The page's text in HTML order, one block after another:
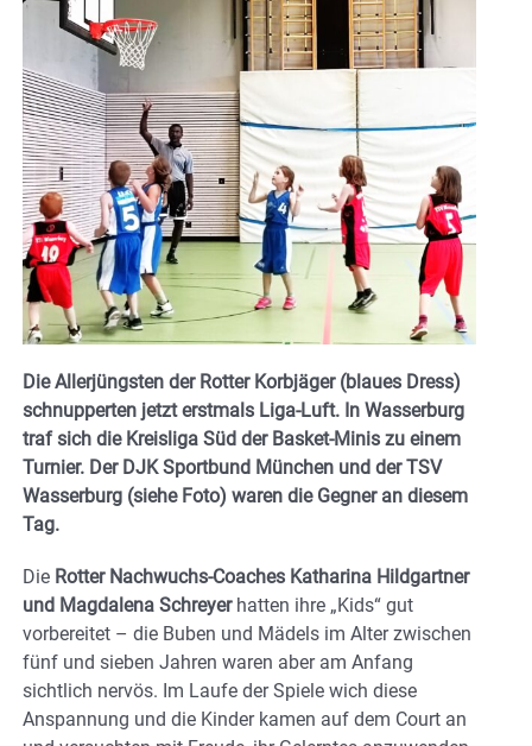
Die Allerjüngsten der Rotter Korbjäger (blaues Dress)
schnupperten jetzt erstmals Liga-Luft. In Wasserburg
traf sich die Kreisliga Süd der Basket-Minis zu einem
Turnier. Der DJK Sportbund München und der TSV
Wasserburg (siehe Foto) waren die Gegner an diesem
Tag.
Die Rotter Nachwuchs-Coaches Katharina Hildgartner
und Magdalena Schreyerhatten ihre „Kids“ gut
vorbereitet – die Buben und Mädels im Alter zwischen
fünf und sieben Jahren waren aber am Anfang
sichtlich nervös. Im Laufe der Spiele wich diese
Anspannung und die Kinder kamen auf dem Court an